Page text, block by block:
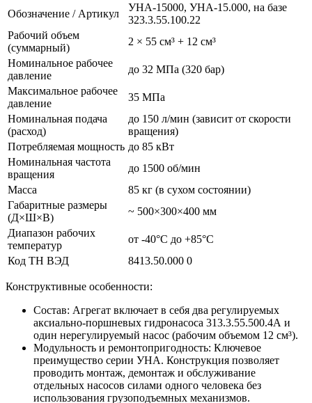
Обозначение / Артикул
УНА-15000, УНА-15.000, на базе
323.3.55.100.22
Рабочий объем
(суммарный)
2 × 55 см³ + 12 см³
Номинальное рабочее
давление
до 32 МПа (320 бар)
Максимальное рабочее
давление
35 МПа
Номинальная подача
(расход)
до 150 л/мин (зависит от скорости
вращения)
Потребляемая мощность до 85 кВт
Номинальная частота
вращения
до 1500 об/мин
Масса
85 кг (в сухом состоянии)
Габаритные размеры
(Д×Ш×В)
~ 500×300×400 мм
Диапазон рабочих
температур
от -40°C до +85°C
Код ТН ВЭД
8413.50.000 0
Конструктивные особенности:
Состав: Агрегат включает в себя два регулируемых
аксиально-поршневых гидронасоса 313.3.55.500.4А и
один нерегулируемый насос (рабочим объемом 12 см³).
Модульность и ремонтопригодность: Ключевое
преимущество серии УНА. Конструкция позволяет
проводить монтаж, демонтаж и обслуживание
отдельных насосов силами одного человека без
использования грузоподъемных механизмов.